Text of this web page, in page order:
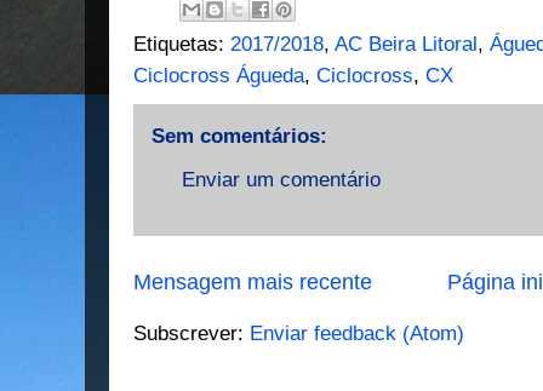
Etiquetas: 2017/2018, AC Beira Litoral,
Ciclocross Águeda, Ciclocross, CX
Sem comentários:
Enviar um comentário
Mensagem mais recente Página
Subscrever: Enviar feedback (Atom)